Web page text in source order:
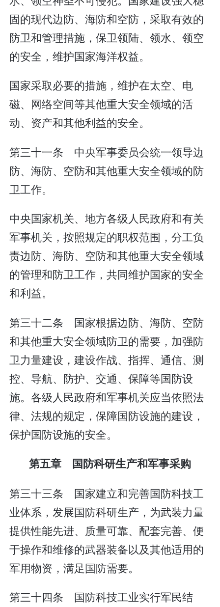
固的现代边防、海防和空防，采取有效的
防卫和管理措施，保卫领陆、领水、领空
的安全，维护国家海洋权益。
国家采取必要的措施，维护在太空、电
磁、网络空间等其他重大安全领域的活
动、资产和其他利益的安全。
第三十一条 中央军事委员会统一领导边
防、海防、空防和其他重大安全领域的防
卫工作。
中央国家机关、地方各级人民政府和有关
军事机关，按照规定的职权范围，分工负
责边防、海防、空防和其他重大安全领域
的管理和防卫工作，共同维护国家的安全
和利益。
第三十二条 国家根据边防、海防、空防
和其他重大安全领域防卫的需要，加强防
卫力量建设，建设作战、指挥、通信、测
控、导航、防护、交通、保障等国防设
施。各级人民政府和军事机关应当依照法
律、法规的规定，保障国防设施的建设，
保护国防设施的安全。
第五章 国防科研生产和军事采购
第三十三条 国家建立和完善国防科技工
业体系，发展国防科研生产，为武装力量
提供性能先进、质量可靠、配套完善、便
于操作和维修的武器装备以及其他适用的
军用物资，满足国防需要。
第三十四条 国防科技工业实行军民结